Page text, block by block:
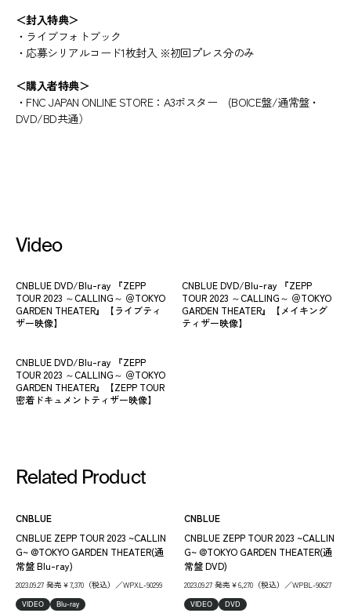
＜封入特典＞
・ライブフォトブック
・応募シリアルコード1枚封入 ※初回プレス分のみ
＜購入者特典＞
・FNC JAPAN ONLINE STORE：A3ポスター (BOICE盤/通常盤・
DVD/BD共通）
Video
CNBLUE DVD/Blu-ray 『ZEPP
TOUR 2023 ～CALLING～ ＠TOKYO
GARDEN THEATER』【ライブティ
ザー映像】
CNBLUE DVD/Blu-ray 『ZEPP
TOUR 2023 ～CALLING～ ＠TOKYO
GARDEN THEATER』【メイキング
ティザー映像】
CNBLUE DVD/Blu-ray 『ZEPP
TOUR 2023 ～CALLING～ ＠TOKYO
GARDEN THEATER』【ZEPP TOUR
密着ドキュメントティザー映像】
Related Product
CNBLUE
CNBLUE ZEPP TOUR 2023 ~CALLIN
G~ @TOKYO GARDEN THEATER(通
常盤 Blu-ray)
2023.09.27 発売￥7,370（税込）／WPXL-90299
VIDEO Blu-ray
CNBLUE
CNBLUE ZEPP TOUR 2023 ~CALLIN
G~ @TOKYO GARDEN THEATER(通
常盤 DVD)
2023.09.27 発売￥6,270（税込）／WPBL-90627
VIDEO DVD